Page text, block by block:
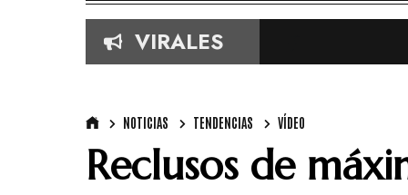
VIRALES
NOTICIAS TENDENCIAS VÍDEO
Reclusos de